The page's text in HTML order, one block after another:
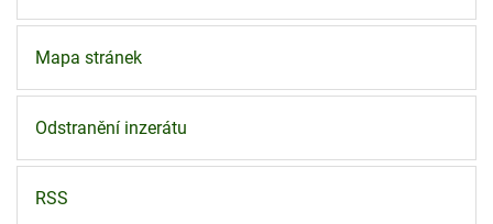
Mapa stránek
Odstranění inzerátu
RSS